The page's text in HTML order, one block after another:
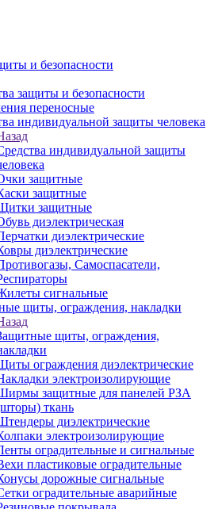
и безопасности
защиты и безопасности
переносные
индивидуальной защиты человека
индивидуальной защиты
защитные
защитные
защитные
диэлектрическая
диэлектрические
диэлектрические
Самоспасатели,
сигнальные
щиты, ограждения, накладки
щиты, ограждения,
ограждения диэлектрические
электроизолирующие
защитные для панелей РЗА
ткань
диэлектрические
электроизолирующие
оградительные и сигнальные
пластиковые оградительные
дорожные сигнальные
оградительные аварийные